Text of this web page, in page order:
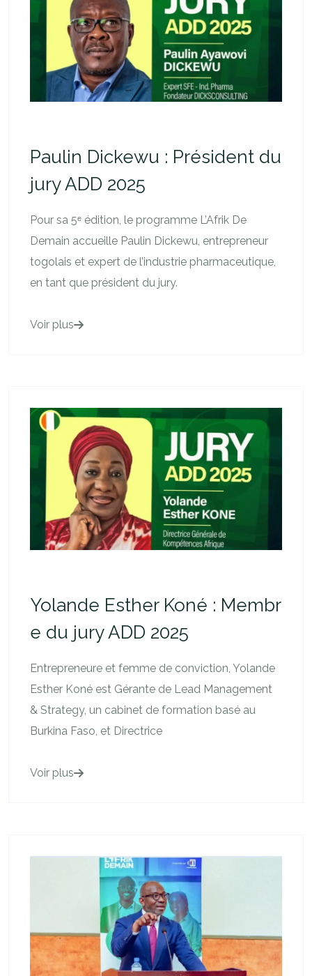
Paulin Dickewu : Président du
jury ADD 2025
Pour sa 5ᵉ édition, le programme L’Afrik De
Demain accueille Paulin Dickewu, entrepreneur
togolais et expert de l’industrie pharmaceutique,
en tant que président du jury.
Voir plus
Yolande Esther Koné : Membr
e du jury ADD 2025
​​Entrepreneure et femme de conviction, Yolande
Esther Koné est Gérante de Lead Management
& Strategy, un cabinet de formation basé au
Burkina Faso, et Directrice
Voir plus